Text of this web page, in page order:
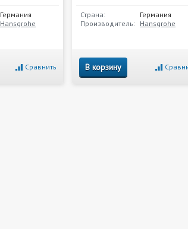
Германия
Hansgrohe
Сравнить
Страна:
Германия
Производитель: Hansgrohe
В корзину